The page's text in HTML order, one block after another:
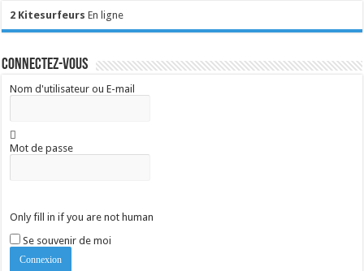
2 Kitesurfeurs En ligne
Connectez-vous
Nom d'utilisateur ou E-mail
Mot de passe
Only fill in if you are not human
Se souvenir de moi